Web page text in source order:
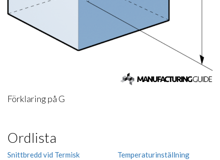
Förklaring på G
Ordlista
Snittbredd vid Termisk
Temperaturinställning